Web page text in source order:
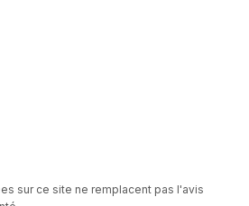
sur ce site ne remplacent pas l'avis